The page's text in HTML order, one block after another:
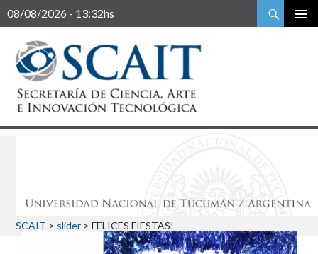
08/08/2026 - 13:32hs
Buscar
SCAIT > slider > FELICES FIESTAS!